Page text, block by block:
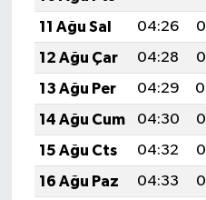
11 Ağu Sal
04:26
12 Ağu Çar
04:28
13 Ağu Per
04:29
14 Ağu Cum
04:30
15 Ağu Cts
04:32
16 Ağu Paz
04:33